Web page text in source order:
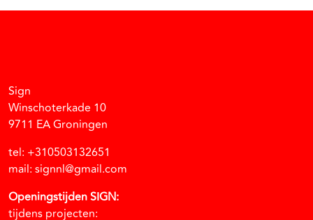
Sign
Winschoterkade 10
9711 EA Groningen
tel: +310503132651
mail: signnl@gmail.com
Openingstijden SIGN:
tijdens projecten: